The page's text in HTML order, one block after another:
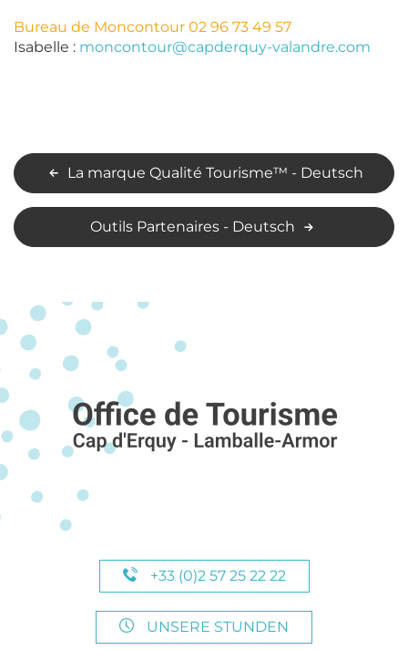
Bureau de Moncontour 02 96 73 49 57
Isabelle : moncontour@capderquy-valandre.com
La marque Qualité Tourisme™ - Deutsch
Outils Partenaires - Deutsch
+33 (0)2 57 25 22 22
UNSERE STUNDEN